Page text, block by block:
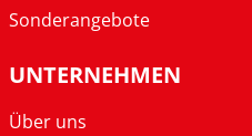
Sonderangebote
UNTERNEHMEN
Über uns